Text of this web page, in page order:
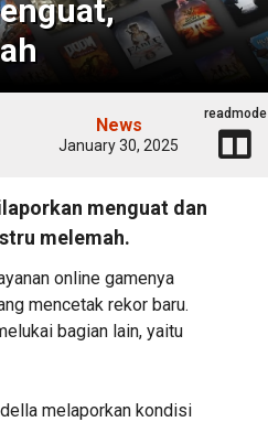
News
January 30, 2025
readmode
menguat dan
melemah.
online gamenya
mencetak rekor baru.
bagian lain, yaitu
melaporkan kondisi